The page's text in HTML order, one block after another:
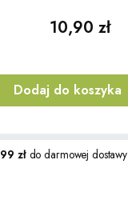
Cena
10,90 zł
Dodaj do koszyka
99 złdo darmowej dostawy